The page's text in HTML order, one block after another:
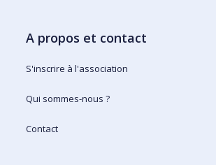
A propos et contact
S'inscrire à l'association
Qui sommes-nous ?
Contact